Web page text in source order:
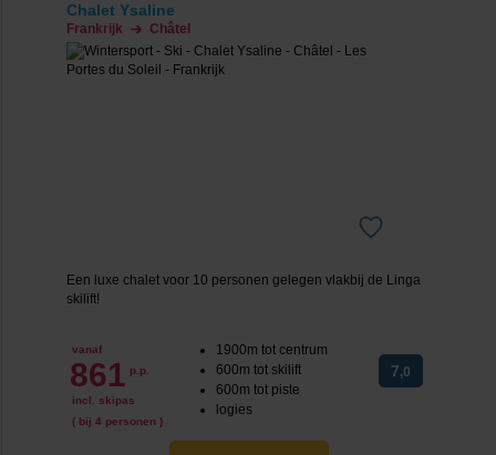
Chalet Ysaline
Frankrijk Châtel
Een luxe chalet voor 10 personen gelegen vlakbij de Linga
skilift!
vanaf
861 p.p.
incl. skipas
( bij 4 personen )
1900m tot centrum
600m tot skilift
600m tot piste
logies
7,0